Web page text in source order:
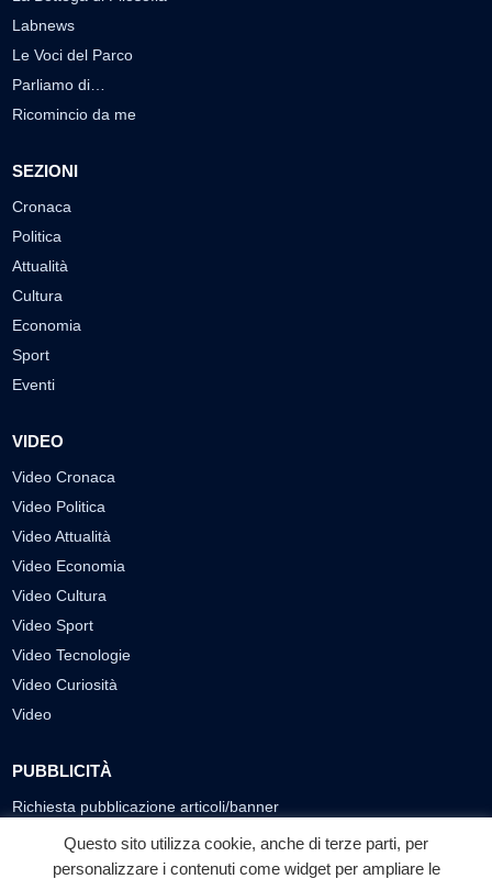
Labnews
Le Voci del Parco
Parliamo di…
Ricomincio da me
SEZIONI
Cronaca
Politica
Attualità
Cultura
Economia
Sport
Eventi
VIDEO
Video Cronaca
Video Politica
Video Attualità
Video Economia
Video Cultura
Video Sport
Video Tecnologie
Video Curiosità
Video
PUBBLICITÀ
Richiesta pubblicazione articoli/banner
SEGUICI SUI SOCIAL
Questo sito utilizza cookie, anche di terze parti, per
personalizzare i contenuti come widget per ampliare le